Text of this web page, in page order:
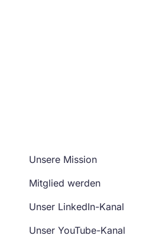
Unsere Mission
Mitglied werden
Unser LinkedIn-Kanal
Unser YouTube-Kanal